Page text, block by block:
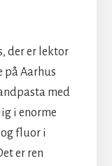
der er lektor
på Aarhus
med
i enorme
fluor i
er ren